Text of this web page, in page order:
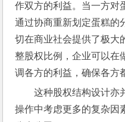
作双方的利益。当一方对
通过协商重新划定蛋糕的
切在商业社会提供了极大
整股权比例，企业可以在
调各方的利益，确保各方
这种股权结构设计亦
操作中考虑更多的复杂因